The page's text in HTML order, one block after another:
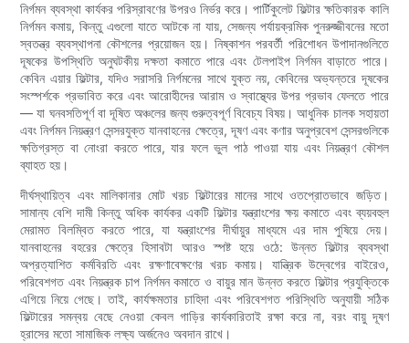
নির্গমন ব্যবস্থা কার্যকর পরিস্রাবণের উপরও নির্ভর করে। পার্টিকুলেট ফিল্টার ক্ষতিকারক কালি
নির্গমন কমায়, কিন্তু এগুলো যাতে আটকে না যায়, সেজন্য পর্যায়ক্রমিক পুনরুজ্জীবনের মতো
স্বতন্ত্র ব্যবস্থাপনা কৌশলের প্রয়োজন হয়। নিষ্কাশন পরবর্তী পরিশোধন উপাদানগুলিতে
দূষকের উপস্থিতি অনুঘটকীয় দক্ষতা কমাতে পারে এবং টেলপাইপ নির্গমন বাড়াতে পারে।
কেবিন এয়ার ফিল্টার, যদিও সরাসরি নির্গমনের সাথে যুক্ত নয়, কেবিনের অভ্যন্তরে দূষকের
সংস্পর্শকে প্রভাবিত করে এবং আরোহীদের আরাম ও স্বাস্থ্যের উপর প্রভাব ফেলতে পারে
— যা ঘনবসতিপূর্ণ বা দূষিত অঞ্চলের জন্য গুরুত্বপূর্ণ বিবেচ্য বিষয়। আধুনিক চালক সহায়তা
এবং নির্গমন নিয়ন্ত্রণ সেন্সরযুক্ত যানবাহনের ক্ষেত্রে, দূষণ এবং কণার অনুপ্রবেশ সেন্সরগুলিকে
ক্ষতিগ্রস্ত বা নোংরা করতে পারে, যার ফলে ভুল পাঠ পাওয়া যায় এবং নিয়ন্ত্রণ কৌশল
ব্যাহত হয়।
দীর্ঘস্থায়িত্ব এবং মালিকানার মোট খরচ ফিল্টারের মানের সাথে ওতপ্রোতভাবে জড়িত।
সামান্য বেশি দামী কিন্তু অধিক কার্যকর একটি ফিল্টার যন্ত্রাংশের ক্ষয় কমাতে এবং ব্যয়বহুল
মেরামত বিলম্বিত করতে পারে, যা যন্ত্রাংশের দীর্ঘায়ুর মাধ্যমে এর দাম পুষিয়ে দেয়।
যানবাহনের বহরের ক্ষেত্রে হিসাবটা আরও স্পষ্ট হয়ে ওঠে: উন্নত ফিল্টার ব্যবস্থা
অপ্রত্যাশিত কর্মবিরতি এবং রক্ষণাবেক্ষণের খরচ কমায়। যান্ত্রিক উদ্বেগের বাইরেও,
পরিবেশগত এবং নিয়ন্ত্রক চাপ নির্গমন কমাতে ও বায়ুর মান উন্নত করতে ফিল্টার প্রযুক্তিকে
এগিয়ে নিয়ে গেছে। তাই, কার্যক্ষমতার চাহিদা এবং পরিবেশগত পরিস্থিতি অনুযায়ী সঠিক
ফিল্টারের সমন্বয় বেছে নেওয়া কেবল গাড়ির কার্যকারিতাই রক্ষা করে না, বরং বায়ু দূষণ
হ্রাসের মতো সামাজিক লক্ষ্য অর্জনেও অবদান রাখে।